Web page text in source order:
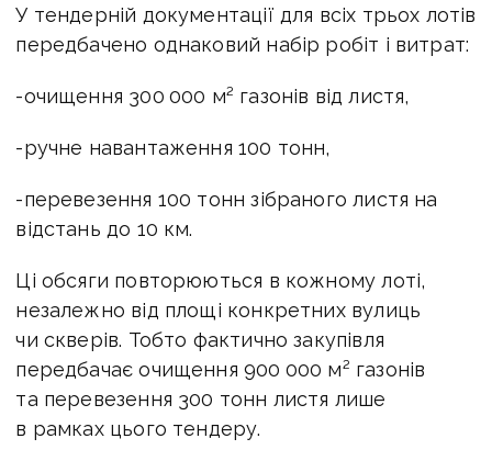
У тендерній документації для всіх трьох лотів
передбачено однаковий набір робіт і витрат:
-очищення 300 000 м² газонів від листя,
-ручне навантаження 100 тонн,
-перевезення 100 тонн зібраного листя на
відстань до 10 км.
Ці обсяги повторюються в кожному лоті,
незалежно від площі конкретних вулиць
чи скверів. Тобто фактично закупівля
передбачає очищення 900 000 м² газонів
та перевезення 300 тонн листя лише
в рамках цього тендеру.